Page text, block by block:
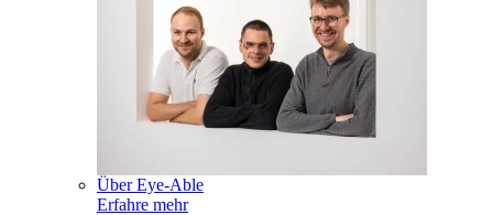
Über Eye-Able
Erfahre mehr